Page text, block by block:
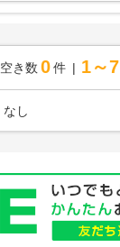
空き数 0 件 1～7
なし